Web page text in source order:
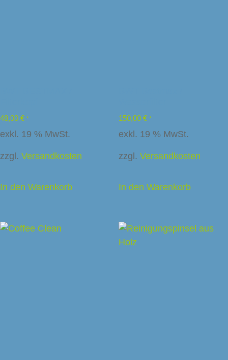
Ladenbau
48,00 € *
exkl. 19 % MwSt.
zzgl. Versandkosten
In den Warenkorb
150,00 € *
exkl. 19 % MwSt.
zzgl. Versandkosten
In den Warenkorb